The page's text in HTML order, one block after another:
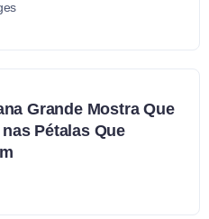
Grande Mostra Que
Pétalas Que